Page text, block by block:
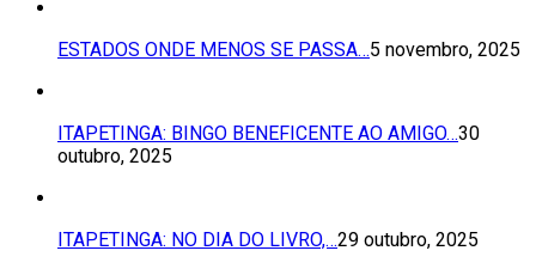
ESTADOS ONDE MENOS SE PASSA…5 novembro, 2025
ITAPETINGA: BINGO BENEFICENTE AO AMIGO…30
outubro, 2025
ITAPETINGA: NO DIA DO LIVRO,…29 outubro, 2025